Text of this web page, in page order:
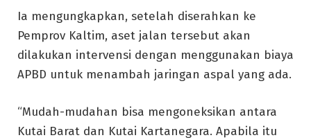
Ia mengungkapkan, setelah diserahkan ke
Pemprov Kaltim, aset jalan tersebut akan
dilakukan intervensi dengan menggunakan biaya
APBD untuk menambah jaringan aspal yang ada.
“Mudah-mudahan bisa mengoneksikan antara
Kutai Barat dan Kutai Kartanegara. Apabila itu